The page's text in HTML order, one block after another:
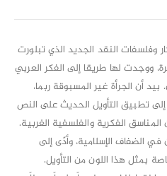
وفلسفات النقد الجديد الذي تبلورت
ووجدت لها طريقا إلى الفكر العربي
أن الجرأة غير المسبوقة ربما،
تطبيق التأويل الحديث على النص
الفكرية والفلسفية الغربية.
الضفاف الإسلامية، وأدّى إلى
بمثل هذا اللون من التأويل.